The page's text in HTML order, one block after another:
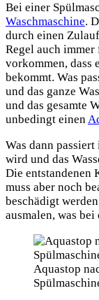
Bei einer
Waschmaschine.
durch einen
Regel auch
vorkommen, dass
bekommt. Was
und das ganze
und das gesamte
unbedingt einen
Was dann
wird und das
Die entstandenen
muss aber noch
beschädigt
ausmalen, was bei
Aquastop